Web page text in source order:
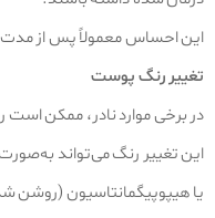
این احساس معمولاً پس از مدت
تغییر رنگ پوست
در برخی موارد نادر، ممکن
این تغییر رنگ می‌تواند
یا هیپوپیگمانتاسیون (روشن